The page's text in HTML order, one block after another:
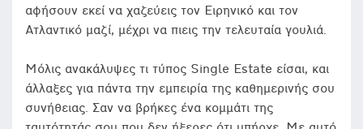
αφήσουν εκεί να χαζεύεις τον Ειρηνικό και τον
Ατλαντικό μαζί, μέχρι να πιεις την τελευταία γουλιά.
Μόλις ανακάλυψες τι τύπος Single Estate είσαι, και
άλλαξες για πάντα την εμπειρία της καθημερινής σου
συνήθειας. Σαν να βρήκες ένα κομμάτι της